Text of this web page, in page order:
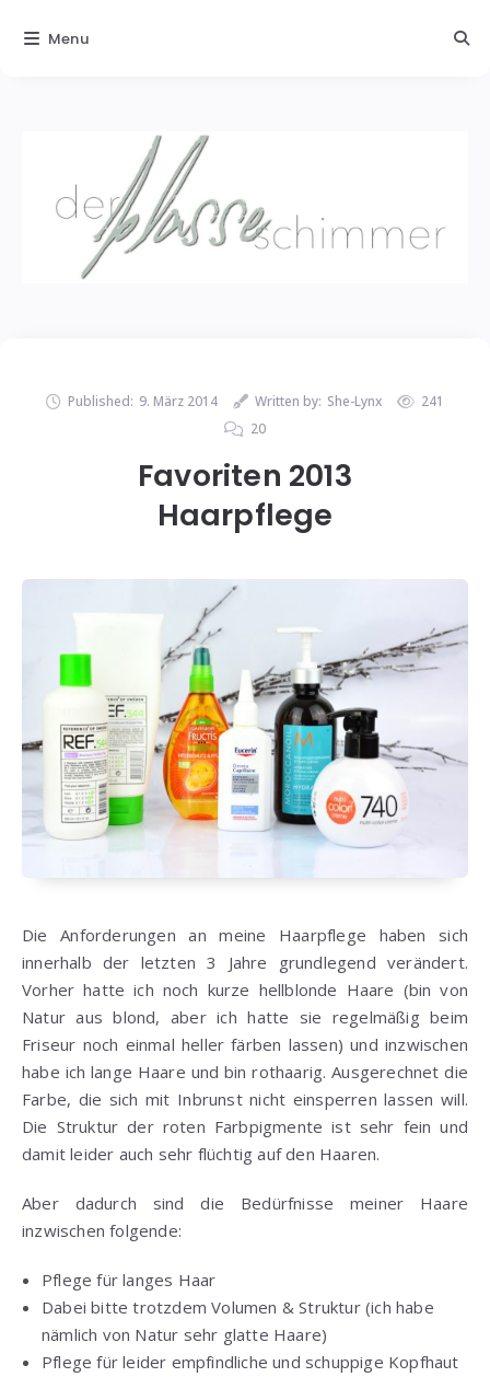
Published: 9. März 2014 Written by: She-Lynx
241
20
Favoriten 2013
Haarpflege
Die Anforderungen an meine Haarpflege haben sich
innerhalb der letzten 3 Jahre grundlegend verändert.
Vorher hatte ich noch kurze hellblonde Haare (bin von
Natur aus blond, aber ich hatte sie regelmäßig beim
Friseur noch einmal heller färben lassen) und inzwischen
habe ich lange Haare und bin rothaarig. Ausgerechnet die
Farbe, die sich mit Inbrunst nicht einsperren lassen will.
Die Struktur der roten Farbpigmente ist sehr fein und
damit leider auch sehr flüchtig auf den Haaren.
Aber dadurch sind die Bedürfnisse meiner Haare
inzwischen folgende:
Pflege für langes Haar
Dabei bitte trotzdem Volumen & Struktur (ich habe
nämlich von Natur sehr glatte Haare)
Pflege für leider empfindliche und schuppige Kopfhaut
Menu